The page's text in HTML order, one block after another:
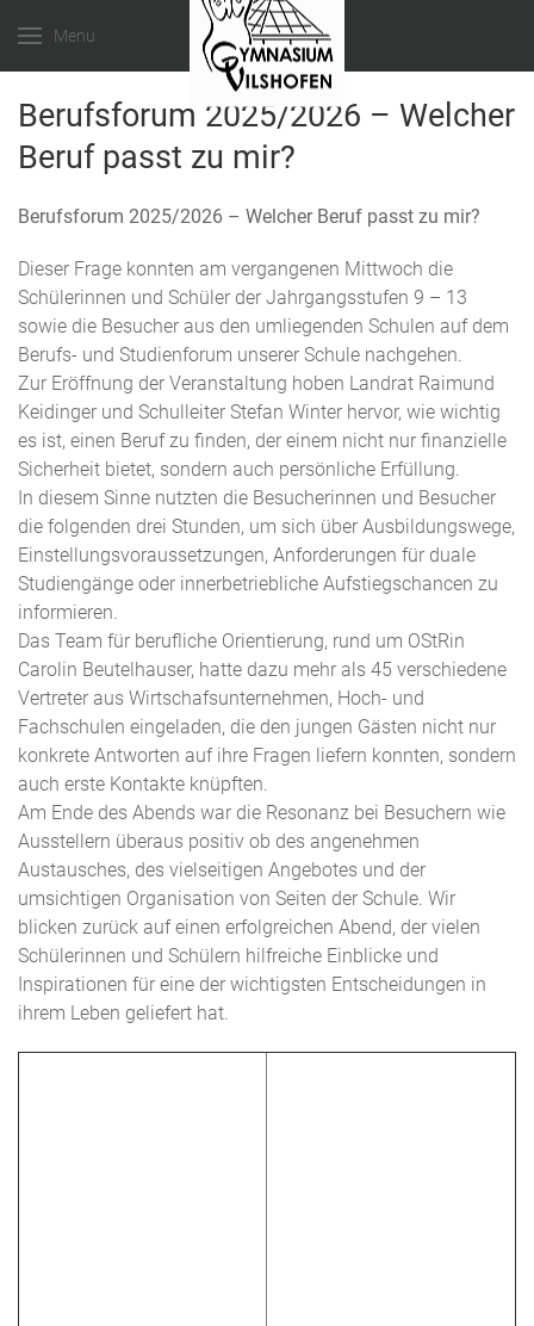
Menu
Berufsforum 2025/2026 – Welcher
Beruf passt zu mir?
Berufsforum 2025/2026 – Welcher Beruf passt zu mir?
Dieser Frage konnten am vergangenen Mittwoch die
Schülerinnen und Schüler der Jahrgangsstufen 9 – 13
sowie die Besucher aus den umliegenden Schulen auf dem
Berufs- und Studienforum unserer Schule nachgehen.
Zur Eröffnung der Veranstaltung hoben Landrat Raimund
Keidinger und Schulleiter Stefan Winter hervor, wie wichtig
es ist, einen Beruf zu finden, der einem nicht nur finanzielle
Sicherheit bietet, sondern auch persönliche Erfüllung.
In diesem Sinne nutzten die Besucherinnen und Besucher
die folgenden drei Stunden, um sich über Ausbildungswege,
Einstellungsvoraussetzungen, Anforderungen für duale
Studiengänge oder innerbetriebliche Aufstiegschancen zu
informieren.
Das Team für berufliche Orientierung, rund um OStRin
Carolin Beutelhauser, hatte dazu mehr als 45 verschiedene
Vertreter aus Wirtschafsunternehmen, Hoch- und
Fachschulen eingeladen, die den jungen Gästen nicht nur
konkrete Antworten auf ihre Fragen liefern konnten, sondern
auch erste Kontakte knüpften.
Am Ende des Abends war die Resonanz bei Besuchern wie
Ausstellern überaus positiv ob des angenehmen
Austausches, des vielseitigen Angebotes und der
umsichtigen Organisation von Seiten der Schule. Wir
blicken zurück auf einen erfolgreichen Abend, der vielen
Schülerinnen und Schülern hilfreiche Einblicke und
Inspirationen für eine der wichtigsten Entscheidungen in
ihrem Leben geliefert hat.